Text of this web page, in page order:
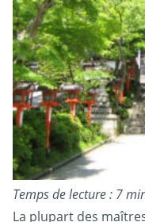
Temps de lecture : 7
La plupart des